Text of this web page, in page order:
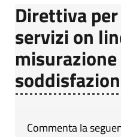
Direttiva
servizi on
Commenta la